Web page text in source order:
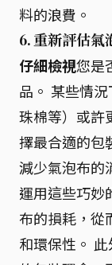
料的浪費。
6. 重新評估氣
仔細檢視您是
品。 某些情
珠棉等）或許
擇最合適的包
減少氣泡布的
運用這些巧妙
布的損耗，從
和環保性。